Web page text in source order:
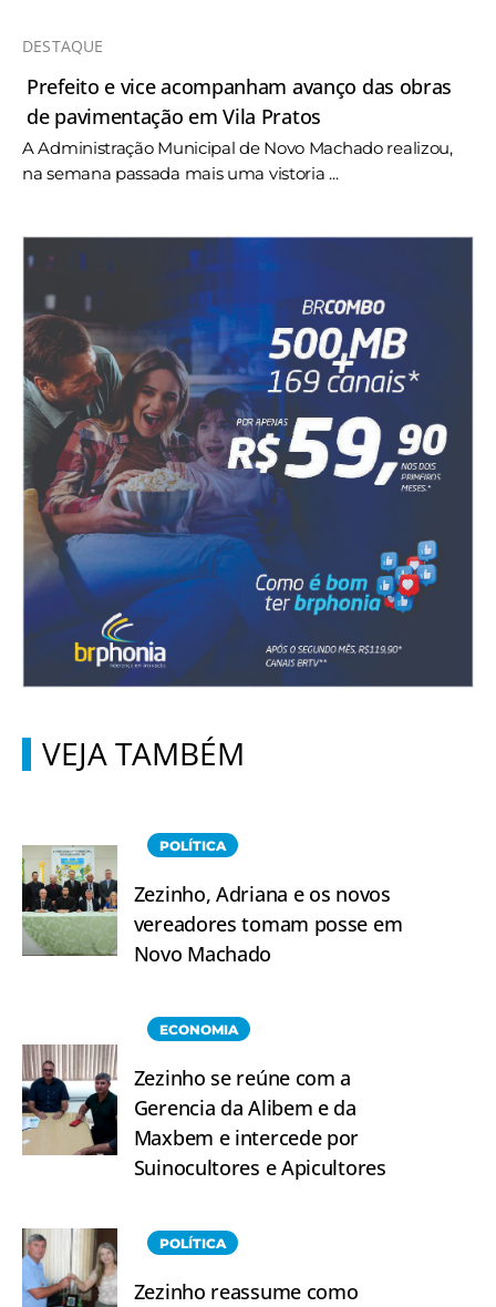
DESTAQUE
Prefeito e vice acompanham avanço das obras
de pavimentação em Vila Pratos
A Administração Municipal de Novo Machado realizou,
na semana passada mais uma vistoria ...
VEJA TAMBÉM
POLÍTICA
Zezinho, Adriana e os novos
vereadores tomam posse em
Novo Machado
ECONOMIA
Zezinho se reúne com a
Gerencia da Alibem e da
Maxbem e intercede por
Suinocultores e Apicultores
POLÍTICA
Zezinho reassume como